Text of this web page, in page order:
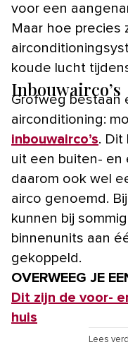
voor een
Maar hoe precies
koude lucht
Inbouwairco’s
Grofweg bestaan
airconditioning:
inbouwairco’s. Dit
uit een buiten- en
daarom ook wel
airco genoemd.
kunnen bij
binnenunits aan
gekoppeld.
OVERWEEG JE
Dit zijn de voor-
huis
Lees